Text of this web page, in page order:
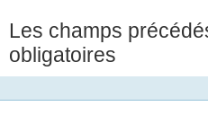
Les champs
obligatoires